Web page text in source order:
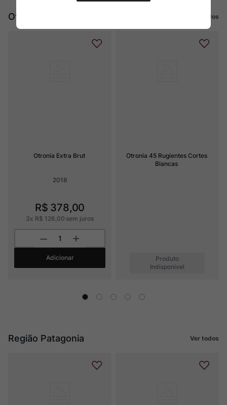
Otronia Ver todos
Otronia Extra Brut
2018
R$ 378,00
3x R$ 126,00 sem juros
Adicionar
Otronia 45 Rugientes Cortes
Blancas
Produto
Indisponível
Região Patagonia Ver todos